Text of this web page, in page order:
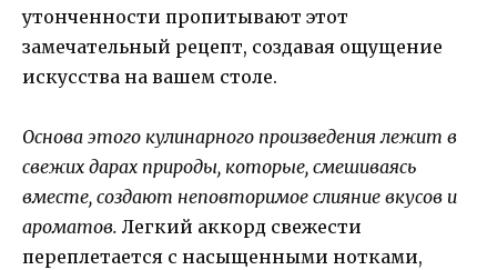
утонченности пропитывают этот
замечательный рецепт, создавая ощущение
искусства на вашем столе.
Основа этого кулинарного произведения лежит в
свежих дарах природы, которые, смешиваясь
вместе, создают неповторимое слияние вкусов и
ароматов. Легкий аккорд свежести
переплетается с насыщенными нотками,